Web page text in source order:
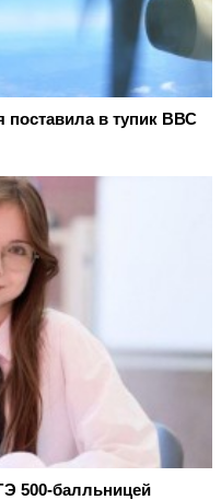
поставила в тупик ВВС
500-балльницей